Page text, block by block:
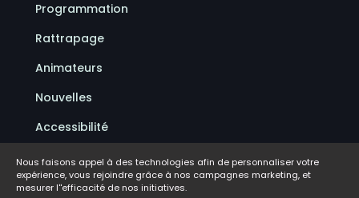
Programmation
Rattrapage
Animateurs
Nouvelles
Accessibilité
Politique de confidentialité
Conditions d'utilisation
Nous faisons appel à des technologies afin de personnaliser votre
expérience, vous rejoindre grâce à nos campagnes marketing, et
mesurer l''efficacité de nos initiatives.